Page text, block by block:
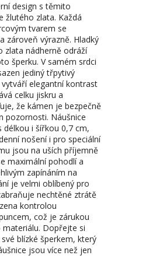
design s těmito
žlutého zlata. Každá
tvarem se
zároveň výrazně. Hladký
zlata nádherně odráží
šperku. V samém srdci
jediný třpytivý
elegantní kontrast
celku jiskru a
že kámen je bezpečně
pozornosti. Náušnice
i šířkou 0,7 cm,
nošení i pro speciální
jsou na uších příjemně
maximální pohodlí a
zapínáním na
je velmi oblíbený pro
nechtěné ztrátě
kontrolou
což je zárukou
Dopřejte si
blízké šperkem, který
jsou více než jen